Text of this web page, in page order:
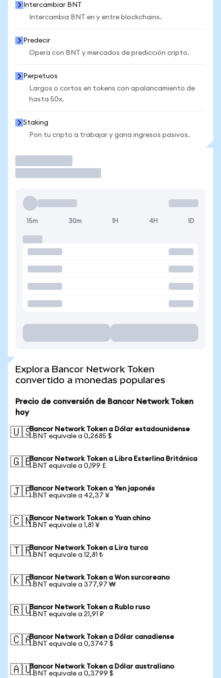
Intercambiar BNT
Intercambia BNT en y entre blockchains.
Predecir
Opera con BNT y mercados de predicción cripto.
Perpetuos
Largos o cortos en tokens con apalancamiento de
hasta 50x.
Staking
Pon tu cripto a trabajar y gana ingresos pasivos.
15m 30m 1H 4H 1D
Explora Bancor Network Token
convertido a monedas populares
Precio de conversión de Bancor Network Token
hoy
🇺🇸Bancor Network Token a Dólar estadounidense
1 BNT equivale a 0,2685 $
🇬🇧Bancor Network Token a Libra Esterlina Británica
1 BNT equivale a 0,199 £
🇯🇵Bancor Network Token a Yen japonés
1 BNT equivale a 42,37 ¥
🇨🇳Bancor Network Token a Yuan chino
1 BNT equivale a 1,81 ¥
🇹🇷Bancor Network Token a Lira turca
1 BNT equivale a 12,81 ₺
🇰🇷Bancor Network Token a Won surcoreano
1 BNT equivale a 377,97 ₩
🇷🇺Bancor Network Token a Rublo ruso
1 BNT equivale a 21,91 ₽
🇨🇦Bancor Network Token a Dólar canadiense
1 BNT equivale a 0,3747 $
🇦🇺Bancor Network Token a Dólar australiano
1 BNT equivale a 0,3799 $